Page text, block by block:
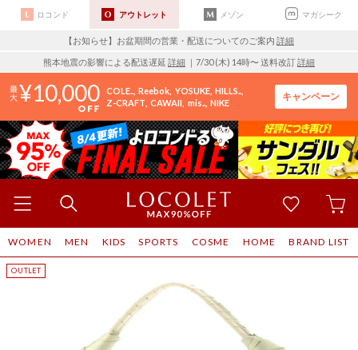
ロコンド アウトレット メゾン マガシーク
【お知らせ】お盆期間の営業・配送についてのご案内 詳細
熊本地震の影響による配送遅延 詳細 ｜7/30 (木) 14時〜 送料改訂詳細
10,000 COLE.. Reebok YOSUKE HILLS..
Z-CRAFT CAWAII mis.. NIKE
キャンペーン
WOMEN MEN KIDS SPORTS COSME HOME BRAND LIST